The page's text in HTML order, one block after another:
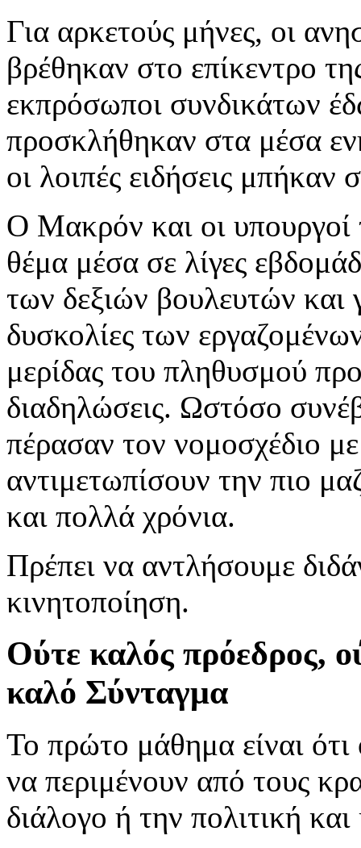
Για αρκετούς μήνες, οι
βρέθηκαν στο επίκεντρο
εκπρόσωποι συνδικάτων
προσκλήθηκαν στα μέσα
οι λοιπές ειδήσεις μπήκαν
Ο Μακρόν και οι υπουργοί
θέμα μέσα σε λίγες
των δεξιών βουλευτών και
δυσκολίες των
μερίδας του πληθυσμού
διαδηλώσεις. Ωστόσο
πέρασαν τον νομοσχέδιο
αντιμετωπίσουν την πιο
και πολλά χρόνια.
Πρέπει να αντλήσουμε
κινητοποίηση.
Ούτε καλός πρόεδρος,
καλό Σύνταγμα
Το πρώτο μάθημα είναι ότι
να περιμένουν από τους
διάλογο ή την πολιτική